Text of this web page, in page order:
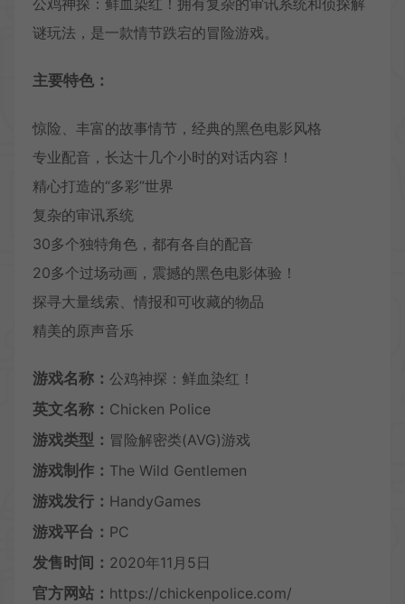
公鸡神探：鲜血染红！拥有复杂的审讯系统和侦探解
谜玩法，是一款情节跌宕的冒险游戏。
主要特色：
惊险、丰富的故事情节，经典的黑色电影风格
专业配音，长达十几个小时的对话内容！
精心打造的“多彩”世界
复杂的审讯系统
30多个独特角色，都有各自的配音
20多个过场动画，震撼的黑色电影体验！
探寻大量线索、情报和可收藏的物品
精美的原声音乐
游戏名称： 公鸡神探：鲜血染红！
英文名称： Chicken Police
游戏类型： 冒险解密类(AVG)游戏
游戏制作： The Wild Gentlemen
游戏发行： HandyGames
游戏平台： PC
发售时间： 2020年11月5日
官方网站： https://chickenpolice.com/